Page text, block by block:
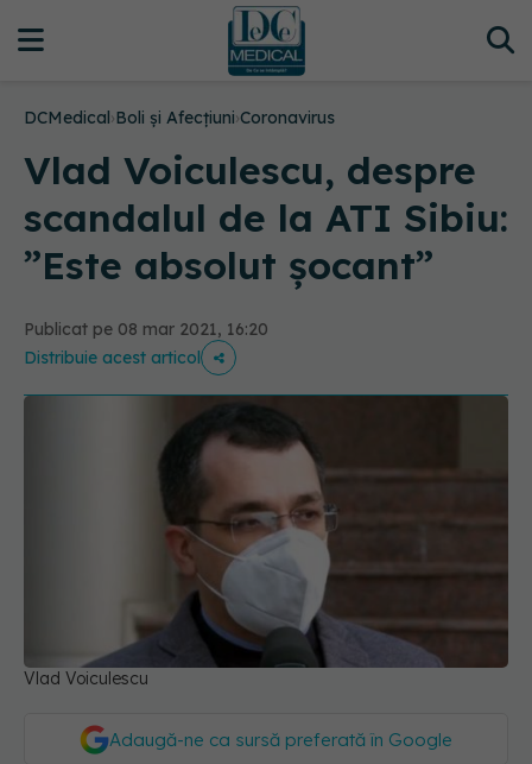
DCMedical›Boli și Afecțiuni›Coronavirus
Vlad Voiculescu, despre
scandalul de la ATI Sibiu:
”Este absolut şocant”
Publicat pe 08 mar 2021, 16:20
Distribuie acest articol
Vlad Voiculescu
Adaugă-ne ca sursă preferată în Google